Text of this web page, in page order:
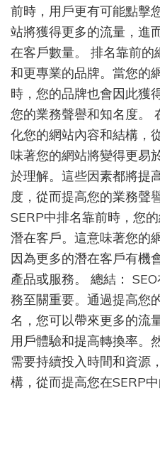
前時，用戶更有可能點擊
站將獲得更多的流量，進
在客戶數量。 排名靠前
和更專業的品牌。當您的
時，您的品牌也會因此獲
您的業務聲譽和知名度。
化您的網站內容和結構，
味著您的網站將變得更易
於理解。這些因素都將提
度，從而提高您的業務聲
SERP中排名靠前時，您
潛在客戶。這意味著您的
因為更多的潛在客戶有機
產品或服務。 總結：
務至關重要。通過提高您
名，您可以帶來更多的流
用戶體驗和提高轉換率。
需要持續投入時間和資源
構，從而提高您在SERP中